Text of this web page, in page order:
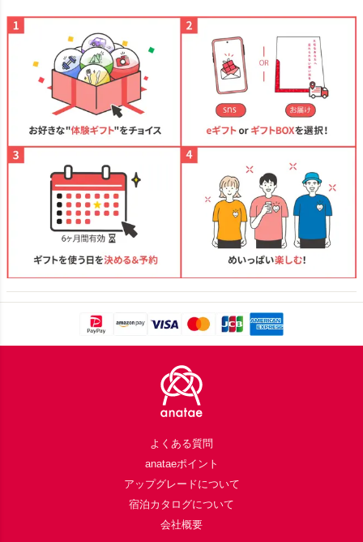
よくある質問
anataeポイント
アップグレードについて
宿泊カタログについて
会社概要